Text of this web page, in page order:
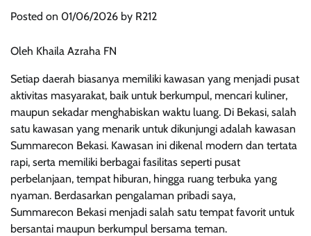
Posted on 01/06/2026 by R212
Oleh Khaila Azraha FN
Setiap daerah biasanya memiliki kawasan yang menjadi pusat
aktivitas masyarakat, baik untuk berkumpul, mencari kuliner,
maupun sekadar menghabiskan waktu luang. Di Bekasi, salah
satu kawasan yang menarik untuk dikunjungi adalah kawasan
Summarecon Bekasi. Kawasan ini dikenal modern dan tertata
rapi, serta memiliki berbagai fasilitas seperti pusat
perbelanjaan, tempat hiburan, hingga ruang terbuka yang
nyaman. Berdasarkan pengalaman pribadi saya,
Summarecon Bekasi menjadi salah satu tempat favorit untuk
bersantai maupun berkumpul bersama teman.